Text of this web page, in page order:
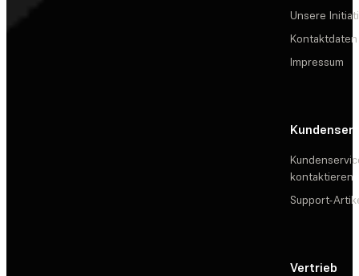
Unsere
Kontaktdaten
Impressum
kontaktieren
Support-
Vertrieb